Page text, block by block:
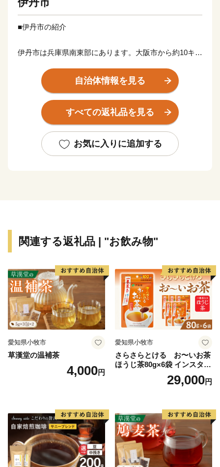
■伊丹市の紹介
伊丹市は兵庫県南東部にあります。大阪市から約10キロ
す。地形は全体に平坦で東部に猪名川、西部に武庫川と
いう2つの川が流れています。都会に近く自然にも癒さ
れる、「便利」と「心休まる居心地の良さ」が共存する
街、伊丹。
空港に2時間以内に行く事ができます。
有岡城の城下町として栄え、有岡城廃城後、江戸時代に
をテーマにした初の日本遺産に認定されました。8月末
市、西宮市、芦屋市、伊丹市（幹事市）が連携し日本遺
産を推進しています。
【安全・安心なまち】
1,200台に増設した見守りカメラと地域ボランティアの
の安全・安心を守るため整備したカメラとビーコン受信
器で、発信器を持った子どもや認知症高齢者の居場所を
保護者のスマートフォンなどにお知らせするサービス
■伊丹市の見どころ
【旧岡田家住宅・酒蔵】
江戸時代前期(1674年)に建てられた店舗(町家)と酒蔵で
自治体情報を見る
すべての返礼品を見る
お気に入りに追加する
関連する返礼品 | "お飲み物"
愛知県小牧市
草漢堂の温補茶
4,000円
愛知県小牧市
さらさらとける お〜いお茶
ほうじ茶80g×6袋 インスタン
トほうじ茶 粉末ほうじ茶 粉
末茶 おーいお茶 粉末緑茶
29,000円